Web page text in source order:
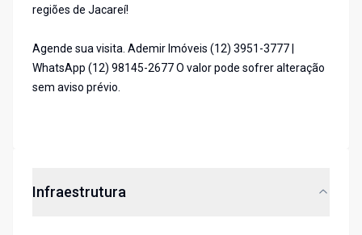
regiões de Jacareí!
Agende sua visita. Ademir Imóveis (12) 3951-3777 |
WhatsApp (12) 98145-2677 O valor pode sofrer alteração
sem aviso prévio.
Infraestrutura